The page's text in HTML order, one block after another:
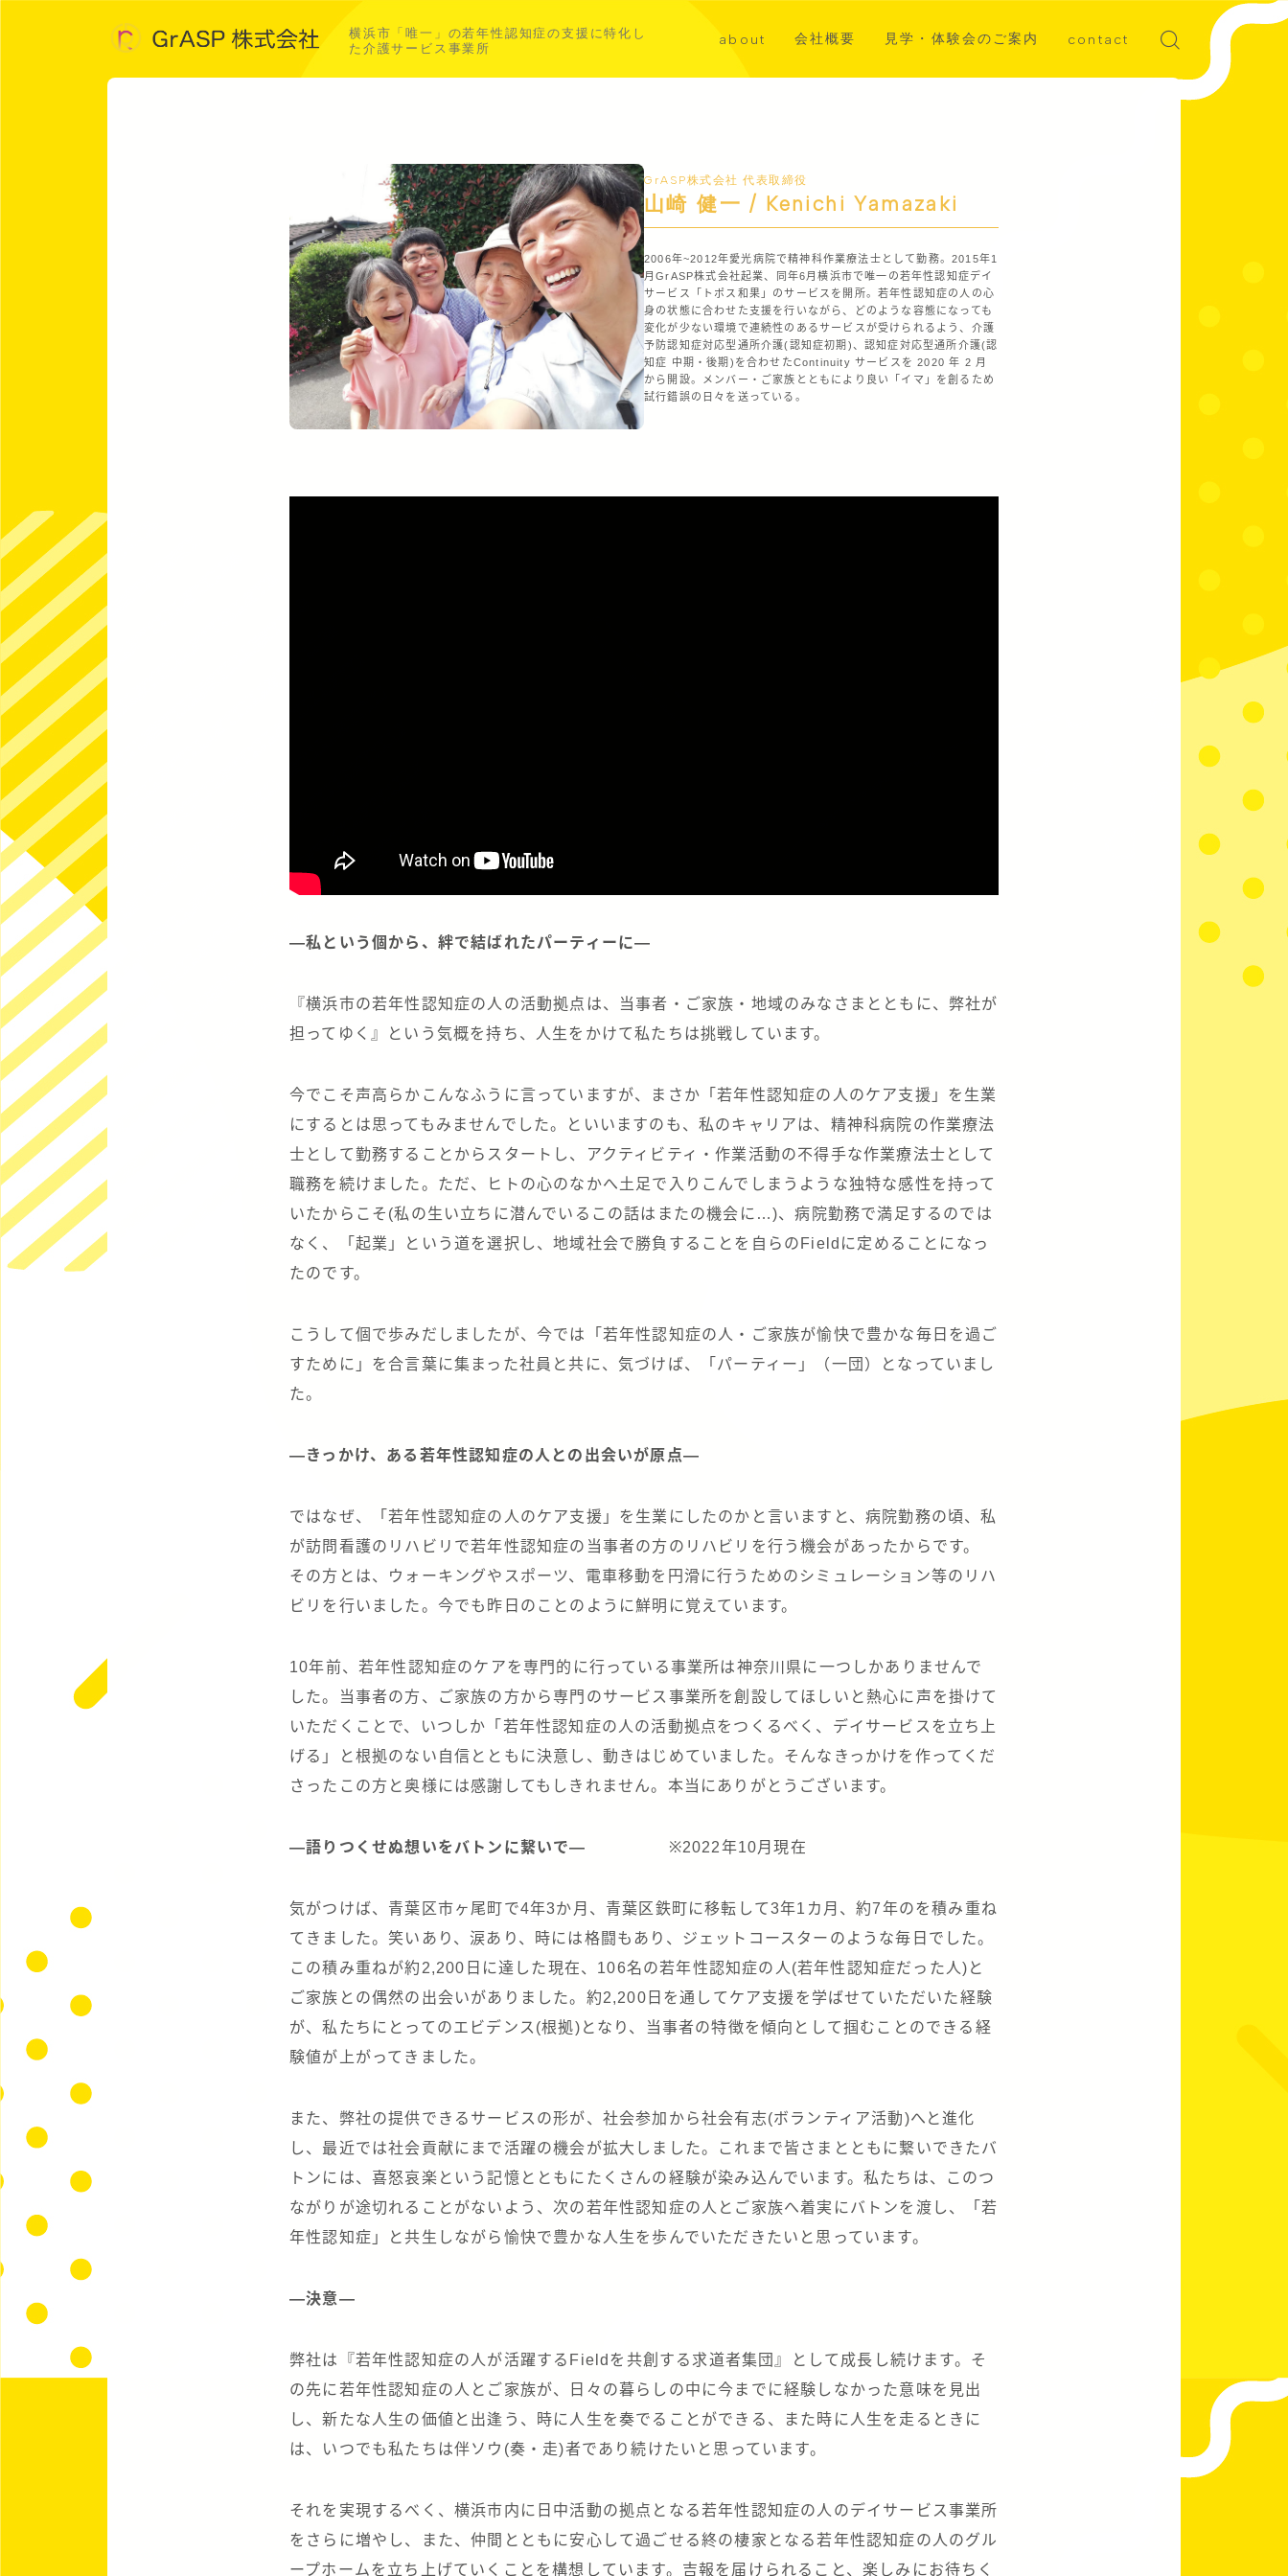
横浜市「唯一」の若年性認知症の支援に特化し
た介護サービス事業所
about
asahi横浜中西部
会社概要 見学・体験会のご案内 contact
GrASP株式会社 代表取締役
山崎 健一 / Kenichi Yamazaki
2006年~2012年愛光病院で精神科作業療法士として勤務。2015年1
月GrASP株式会社起業、同年6月横浜市で唯一の若年性認知症デイ
サービス「トポス和果」のサービスを開所。若年性認知症の人の心
身の状態に合わせた支援を行いながら、どのような容態になっても
変化が少ない環境で連続性のあるサービスが受けられるよう、介護
予防認知症対応型通所介護(認知症初期)、認知症対応型通所介護(認
知症 中期・後期)を合わせたContinuity サービスを 2020 年 2 月
から開設。メンバー・ご家族とともにより良い「イマ」を創るため
試行錯誤の日々を送っている。
―私という個から、絆で結ばれたパーティーに―
『横浜市の若年性認知症の人の活動拠点は、当事者・ご家族・地域のみなさまとともに、弊社が
担ってゆく』という気概を持ち、人生をかけて私たちは挑戦しています。
今でこそ声高らかこんなふうに言っていますが、まさか「若年性認知症の人のケア支援」を生業
にするとは思ってもみませんでした。といいますのも、私のキャリアは、精神科病院の作業療法
士として勤務することからスタートし、アクティビティ・作業活動の不得手な作業療法士として
職務を続けました。ただ、ヒトの心のなかへ土足で入りこんでしまうような独特な感性を持って
いたからこそ(私の生い立ちに潜んでいるこの話はまたの機会に…)、病院勤務で満足するのでは
なく、「起業」という道を選択し、地域社会で勝負することを自らのFieldに定めることになっ
たのです。
こうして個で歩みだしましたが、今では「若年性認知症の人・ご家族が愉快で豊かな毎日を過ご
すために」を合言葉に集まった社員と共に、気づけば、「パーティー」（一団）となっていまし
た。
―きっかけ、ある若年性認知症の人との出会いが原点―
ではなぜ、「若年性認知症の人のケア支援」を生業にしたのかと言いますと、病院勤務の頃、私
が訪問看護のリハビリで若年性認知症の当事者の方のリハビリを行う機会があったからです。
その方とは、ウォーキングやスポーツ、電車移動を円滑に行うためのシミュレーション等のリハ
ビリを行いました。今でも昨日のことのように鮮明に覚えています。
10年前、若年性認知症のケアを専門的に行っている事業所は神奈川県に一つしかありませんで
した。当事者の方、ご家族の方から専門のサービス事業所を創設してほしいと熱心に声を掛けて
いただくことで、いつしか「若年性認知症の人の活動拠点をつくるべく、デイサービスを立ち上
げる」と根拠のない自信とともに決意し、動きはじめていました。そんなきっかけを作ってくだ
さったこの方と奥様には感謝してもしきれません。本当にありがとうございます。
―語りつくせぬ想いをバトンに繋いで― ※2022年10月現在
気がつけば、青葉区市ヶ尾町で4年3か月、青葉区鉄町に移転して3年1カ月、約7年のを積み重ね
てきました。笑いあり、涙あり、時には格闘もあり、ジェットコースターのような毎日でした。
この積み重ねが約2,200日に達した現在、106名の若年性認知症の人(若年性認知症だった人)と
ご家族との偶然の出会いがありました。約2,200日を通してケア支援を学ばせていただいた経験
が、私たちにとってのエビデンス(根拠)となり、当事者の特徴を傾向として掴むことのできる経
験値が上がってきました。
また、弊社の提供できるサービスの形が、社会参加から社会有志(ボランティア活動)へと進化
し、最近では社会貢献にまで活躍の機会が拡大しました。これまで皆さまとともに繋いできたバ
トンには、喜怒哀楽という記憶とともにたくさんの経験が染み込んでいます。私たちは、このつ
ながりが途切れることがないよう、次の若年性認知症の人とご家族へ着実にバトンを渡し、「若
年性認知症」と共生しながら愉快で豊かな人生を歩んでいただきたいと思っています。
―決意―
弊社は『若年性認知症の人が活躍するFieldを共創する求道者集団』として成長し続けます。そ
の先に若年性認知症の人とご家族が、日々の暮らしの中に今までに経験しなかった意味を見出
し、新たな人生の価値と出逢う、時に人生を奏でることができる、また時に人生を走るときに
は、いつでも私たちは伴ソウ(奏・走)者であり続けたいと思っています。
それを実現するべく、横浜市内に日中活動の拠点となる若年性認知症の人のデイサービス事業所
をさらに増やし、また、仲間とともに安心して過ごせる終の棲家となる若年性認知症の人のグル
ープホームを立ち上げていくことを構想しています。吉報を届けられること、楽しみにお待ちく